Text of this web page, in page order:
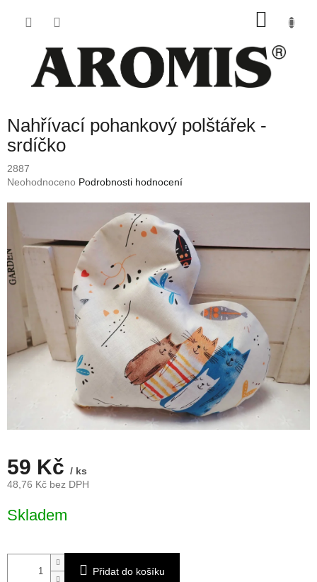
Nahřívací pohankový polštářek -
srdíčko
2887
Průměrné
produktu
z
5
hvězdiček.
Neohodnoceno Podrobnosti hodnocení
59 Kč / ks
48,76 Kč bez DPH
cena:
Skladem
Přidat do košíku